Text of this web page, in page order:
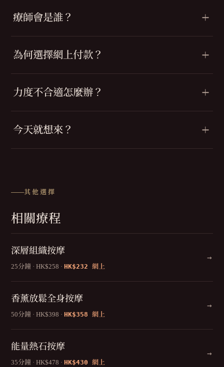
療師會是誰？
為何選擇網上付款？
力度不合適怎麼辦？
今天就想來？
其他選擇
相關療程
深層組織按摩
25分鐘 · HK$258 ·HK$232網上
→
香薰放鬆全身按摩
50分鐘 · HK$398 ·HK$358網上
→
能量熱石按摩
35分鐘 · HK$478 ·HK$430網上
→